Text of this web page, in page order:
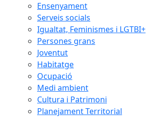
Ensenyament
Serveis socials
Igualtat, Feminismes i LGTBI+
Persones grans
Joventut
Habitatge
Ocupació
Medi ambient
Cultura i Patrimoni
Planejament Territorial